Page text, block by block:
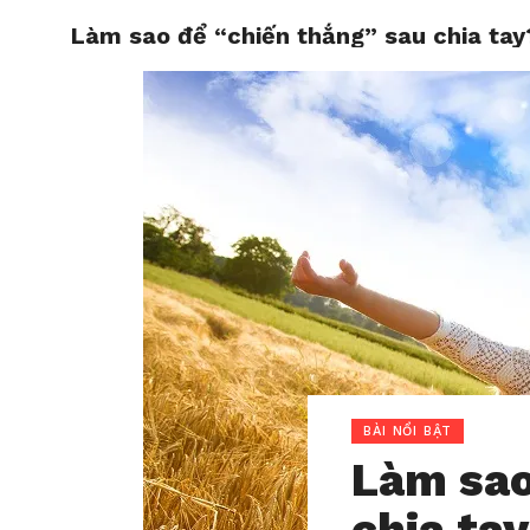
HOME
Làm sao để “chiến thắng” sau chia
BÀI NỔI BẬT
Làm